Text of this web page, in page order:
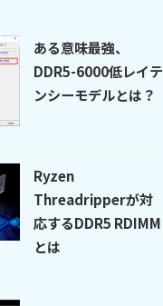
ある意味最強、
DDR5-6000低レイテ
ンシーモデルとは？
Ryzen
Threadripperが対
応するDDR5 RDIMM
とは